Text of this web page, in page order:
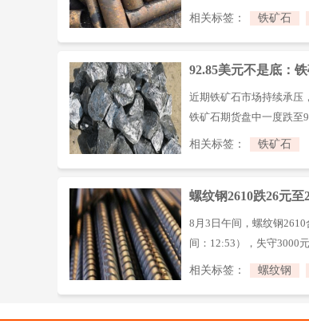
产量高位令炉料刚需稳
相关标签： 铁矿石
92.85美元不是底：
近期铁矿石市场持续承压
铁矿石期货盘中一度跌至
低水平。尽管随后盘面
相关标签： 铁矿石
螺纹钢2610跌26元
8月3日午间，螺纹钢
间：12:53），失守3000
续两周累积，现货跟跌
相关标签： 螺纹钢